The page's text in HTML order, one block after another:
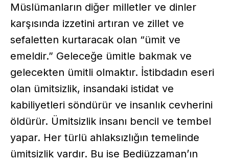
Müslümanların diğer milletler ve dinler
karşısında izzetini artıran ve zillet ve
sefaletten kurtaracak olan “ümit ve
emeldir.” Geleceğe ümitle bakmak ve
gelecekten ümitli olmaktır. İstibdadın eseri
olan ümitsizlik, insandaki istidat ve
kabiliyetleri söndürür ve insanlık cevherini
öldürür. Ümitsizlik insanı bencil ve tembel
yapar. Her türlü ahlaksızlığın temelinde
ümitsizlik vardır. Bu ise Bediüzzaman’ın